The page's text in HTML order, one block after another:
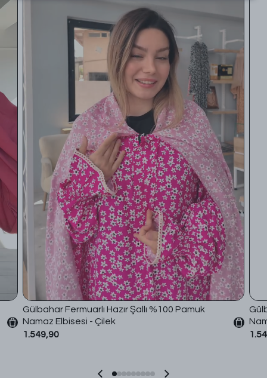
Gülbahar Fermuarlı Hazır Şallı %100 Pamuk
Namaz Elbisesi - Çilek
1.549,90